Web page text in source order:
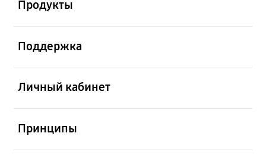
Продукты
Поддержка
Личный кабинет
Принципы